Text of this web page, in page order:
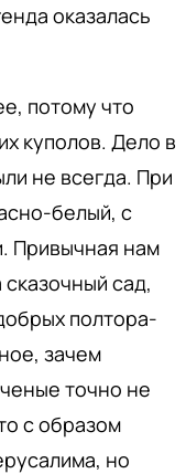
оказалась
потому что
куполов. Дело в
не всегда. При
белый, с
Привычная нам
сад,
полтора-
зачем
точно не
с образом
но